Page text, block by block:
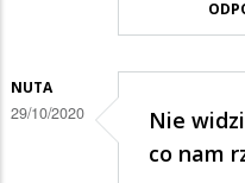
NUTA
29/10/2020
Nie
co nam